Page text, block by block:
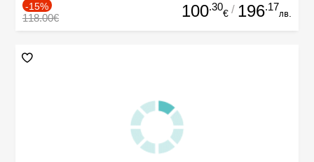
-15%
118.00€ 100.30
€ / 196.17
лв.